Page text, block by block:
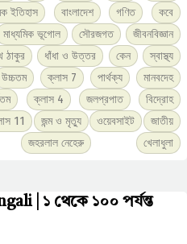
ইতিহাস বাংলাদেশ গণিত
কবে
মাধ্যমিক ভূগোল সৌরজগত
জীবনবিজ্ঞান
ঠাকুর ধাঁধা ও উত্তর কেন
স্বাস্থ্য
উচ্চতম ক্লাস 7 পার্থক্য
মানবদেহ
ক্লাস 4 জলপ্রপাত
বিদ্রোহ
11 জন্ম ও মৃত্যু ওয়েবসাইট
জাতীয়
জহরলাল নেহেরু খেলাধুলা
| ১ থেকে ১০০ পর্যন্ত